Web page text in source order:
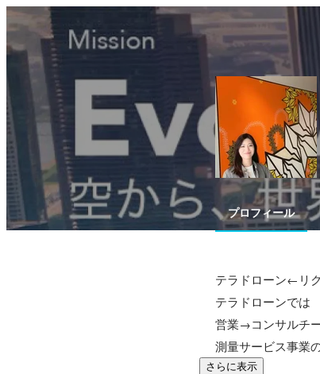
プロフィール
テラドローン←リ
テラドローンでは
営業→コンサルチ
測量サービス事業
さらに表示